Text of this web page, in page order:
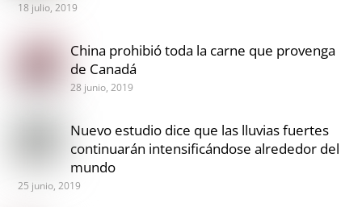
18 julio, 2019
China prohibió toda la carne que provenga
de Canadá
28 junio, 2019
Nuevo estudio dice que las lluvias fuertes
continuarán intensificándose alrededor del
mundo
25 junio, 2019